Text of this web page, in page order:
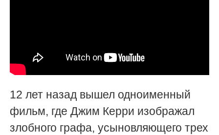
12 лет назад вышел одноименный
фильм, где Джим Керри изображал
злобного графа, усыновляющего трех